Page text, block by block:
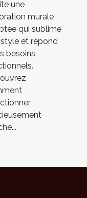
une
murale
qui sublime
et répond
besoins